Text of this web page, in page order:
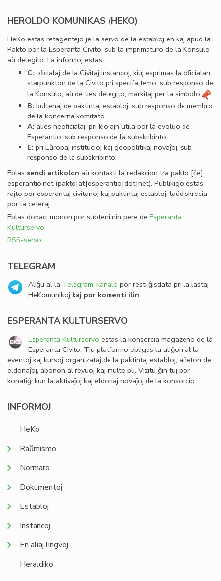
HEROLDO KOMUNIKAS (HEKO)
HeKo estas retagentejo je la servo de la establoj en kaj apud la
Pakto por la Esperanta Civito, sub la imprimaturo de la Konsulo
aŭ delegito. La informoj estas:
C: oﬁcialaj de la Civitaj instancoj, kiuj esprimas la oﬁcialan
starpunkton de la Civito pri specifa temo, sub responso de
la Konsulo, aŭ de ties delegito, markitaj per la simbolo
.
B: bultenaj de paktintaj establoj, sub responso de membro
de la koncerna komitato.
A: alies neoﬁcialaj, pri kio ajn utila por la evoluo de
Esperantio, sub responso de la subskribinto.
E: pri Eŭropaj institucioj kaj geopolitikaj novaĵoj, sub
responso de la subskribinto.
Eblas sendi artikolon aŭ kontakti la redakcion tra pakto [ĉe]
esperantio.net(pakto[at]esperantio[dot]net). Publikigo estas
rajto por esperantaj civitanoj kaj paktintaj establoj, laŭdiskrecia
por la ceteraj.
Eblas donaci monon por subteni nin pere de Esperanta
Kulturservo.
RSS-servo
TELEGRAM
Aliĝu al la Telegram-kanalo por resti ĝisdata pri la lastaj
HeKomunikoj kaj por komenti ilin.
ESPERANTA KULTURSERVO
Esperanta Kulturservo estas la konsorcia magazeno de la
Esperanta Civito. Tiu platformo ebligas la aliĝon al la
eventoj kaj kursoj organizataj de la paktintaj establoj, aĉeton de
eldonaĵoj, abonon al revuoj kaj multe pli. Vizitu ĝin tuj por
konatiĝi kun la aktivaĵoj kaj eldonaj novaĵoj de la konsorcio.
INFORMOJ
HeKo
Raŭmismo
Normaro
Dokumentoj
Establoj
Instancoj
En aliaj lingvoj
Heraldiko